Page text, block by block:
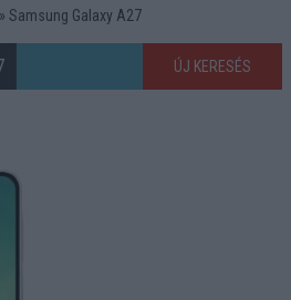
Samsung Galaxy A27
ÚJ KERESÉS